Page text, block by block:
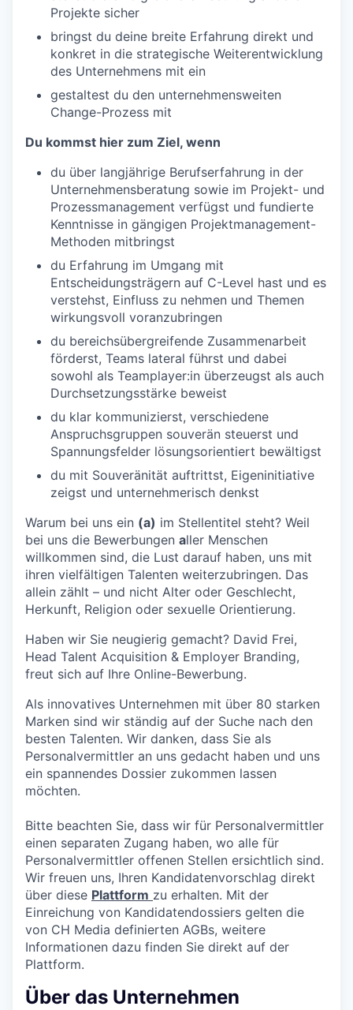
Projekte sicher
bringst du deine breite Erfahrung direkt und
konkret in die strategische Weiterentwicklung
des Unternehmens mit ein
gestaltest du den unternehmensweiten
Change-Prozess mit
Du kommst hier zum Ziel, wenn
du über langjährige Berufserfahrung in der
Unternehmensberatung sowie im Projekt- und
Prozessmanagement verfügst und fundierte
Kenntnisse in gängigen Projektmanagement-
Methoden mitbringst
du Erfahrung im Umgang mit
Entscheidungsträgern auf C-Level hast und es
verstehst, Einfluss zu nehmen und Themen
wirkungsvoll voranzubringen
du bereichsübergreifende Zusammenarbeit
förderst, Teams lateral führst und dabei
sowohl als Teamplayer:in überzeugst als auch
Durchsetzungsstärke beweist
du klar kommunizierst, verschiedene
Anspruchsgruppen souverän steuerst und
Spannungsfelder lösungsorientiert bewältigst
du mit Souveränität auftrittst, Eigeninitiative
zeigst und unternehmerisch denkst
Warum bei uns ein (a) im Stellentitel steht? Weil
bei uns die Bewerbungen aller Menschen
willkommen sind, die Lust darauf haben, uns mit
ihren vielfältigen Talenten weiterzubringen. Das
allein zählt – und nicht Alter oder Geschlecht,
Herkunft, Religion oder sexuelle Orientierung.
Haben wir Sie neugierig gemacht? David Frei,
Head Talent Acquisition & Employer Branding,
freut sich auf Ihre Online-Bewerbung.
Als innovatives Unternehmen mit über 80 starken
Marken sind wir ständig auf der Suche nach den
besten Talenten. Wir danken, dass Sie als
Personalvermittler an uns gedacht haben und uns
ein spannendes Dossier zukommen lassen
möchten.
Bitte beachten Sie, dass wir für Personalvermittler
einen separaten Zugang haben, wo alle für
Personalvermittler offenen Stellen ersichtlich sind.
Wir freuen uns, Ihren Kandidatenvorschlag direkt
über diese Plattform zu erhalten. Mit der
Einreichung von Kandidatendossiers gelten die
von CH Media definierten AGBs, weitere
Informationen dazu finden Sie direkt auf der
Plattform.
Über das Unternehmen